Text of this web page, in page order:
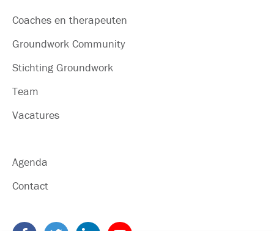
Coaches en therapeuten
Groundwork Community
Stichting Groundwork
Team
Vacatures
Agenda
Contact